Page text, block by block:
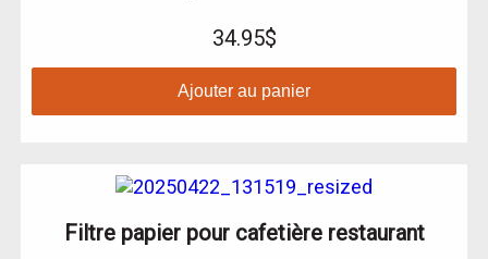
34.95$
Ajouter au panier
Filtre papier pour cafetière restaurant